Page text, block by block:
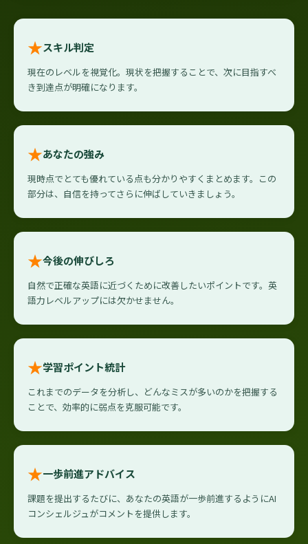
★スキル判定
現在のレベルを視覚化。現状を把握することで、次に目指すべ
き到達点が明確になります。
★あなたの強み
現時点でとても優れている点も分かりやすくまとめます。この
部分は、自信を持ってさらに伸ばしていきましょう。
★今後の伸びしろ
自然で正確な英語に近づくために改善したいポイントです。英
語力レベルアップには欠かせません。
★学習ポイント統計
これまでのデータを分析し、どんなミスが多いのかを把握する
ことで、効率的に弱点を克服可能です。
★一歩前進アドバイス
課題を提出するたびに、あなたの英語が一歩前進するようにAI
コンシェルジュがコメントを提供します。